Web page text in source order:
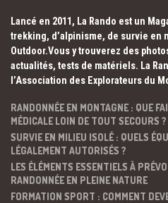
Lancé en 2011, La Rando est un
trekking, d’alpinisme, de survie en
Outdoor.Vous y trouverez des
actualités, tests de matériels. La
l’Association des Explorateurs du
RANDONNÉE EN MONTAGNE : QUE
MÉDICALE LOIN DE TOUT SECOURS ?
SURVIE EN MILIEU ISOLÉ : QUELS
LÉGALEMENT AUTORISÉS ?
LES ÉLÉMENTS ESSENTIELS À
RANDONNÉE EN PLEINE NATURE
FORMATION SPORT : COMMENT